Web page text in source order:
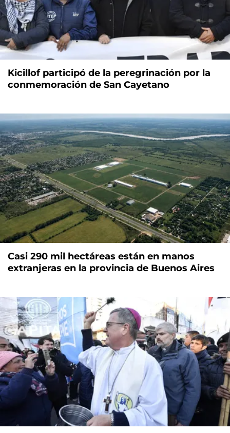
Kicillof participó de la peregrinación por la
conmemoración de San Cayetano
Casi 290 mil hectáreas están en manos
extranjeras en la provincia de Buenos Aires